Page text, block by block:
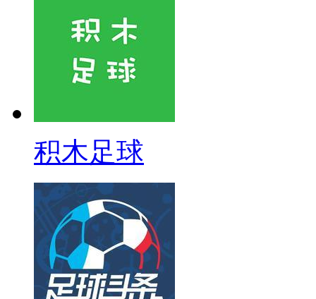
积木足球